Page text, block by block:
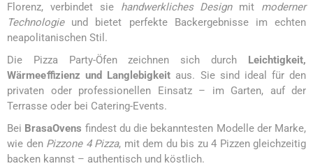
Florenz, verbindet sie handwerkliches Designmit moderner
Technologieund bietet perfekte Backergebnisse im echten
neapolitanischen Stil.
Die Pizza Party-Öfen zeichnen sich durch Leichtigkeit,
Wärmeeﬃzienz und Langlebigkeit aus. Sie sind ideal für den
privaten oder professionellen Einsatz – im Garten, auf der
Terrasse oder bei Catering-Events.
Bei BrasaOvens findest du die bekanntesten Modelle der Marke,
wie den Pizzone 4 Pizza, mit dem du bis zu 4 Pizzen gleichzeitig
backen kannst – authentisch und köstlich.